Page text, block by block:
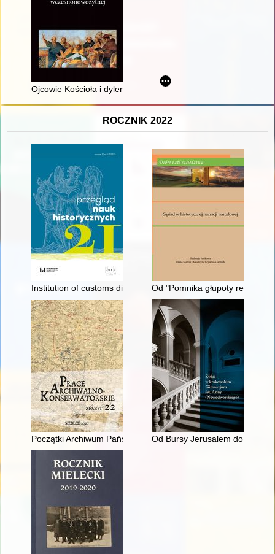
Ojcowie Kościoła i dylematy religijności wczesnonowożytnej :
ROCZNIK 2022
Institution of customs district chief in Russia in the first half of
Od "Pomnika głupoty
Początki Archiwum Państwowego w Siedlcach - działalność
Od Bursy Jerusalem do pl. Na